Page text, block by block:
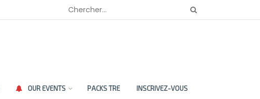
OUR EVENTS PACKS TRE INSCRIVEZ-VOUS